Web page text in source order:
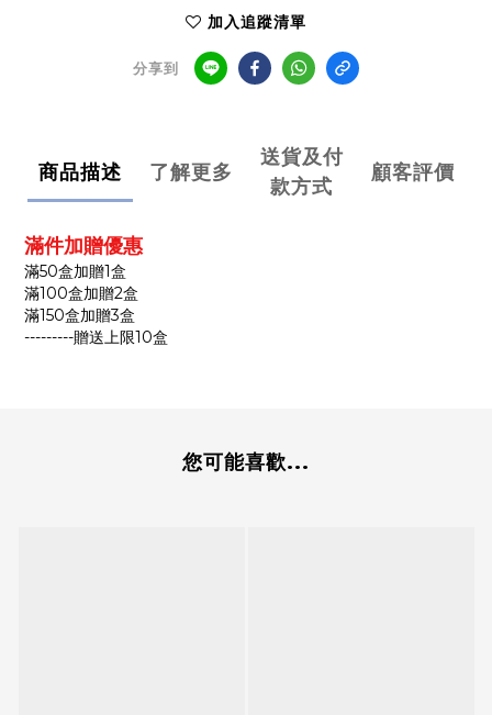
加入追蹤清單
分享到
商品描述 了解更多
送貨及付
款方式
顧客評價
滿件加贈優惠
滿50盒加贈1盒
滿100盒加贈2盒
滿150盒加贈3盒
---------贈送上限10盒
您可能喜歡...